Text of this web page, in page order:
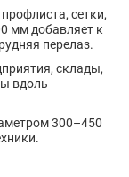
сетки,
мм добавляет к
перелаз.
склады,
вдоль
300–450